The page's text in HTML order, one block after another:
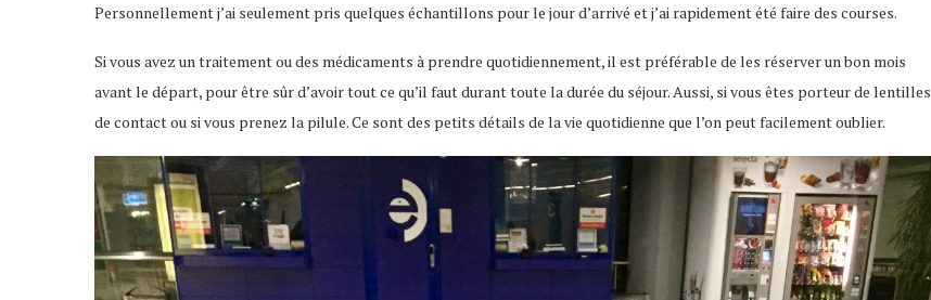
Personnellement j’ai seulement pris quelques échantillons pour le jour d’arrivé et j’ai rapidement été faire des courses.
Si vous avez un traitement ou des médicaments à prendre quotidiennement, il est préférable de les réserver un bon mois
avant le départ, pour être sûr d’avoir tout ce qu’il faut durant toute la durée du séjour. Aussi, si vous êtes porteur de lentilles
de contact ou si vous prenez la pilule. Ce sont des petits détails de la vie quotidienne que l’on peut facilement oublier.